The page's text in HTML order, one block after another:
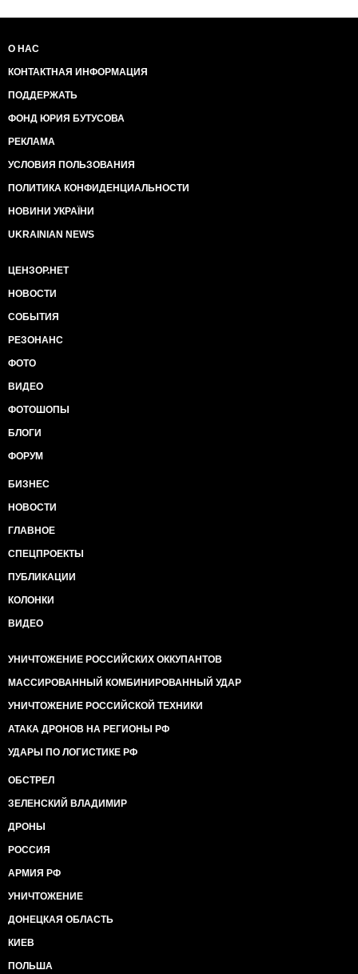
О НАС
КОНТАКТНАЯ ИНФОРМАЦИЯ
ПОДДЕРЖАТЬ
ФОНД ЮРИЯ БУТУСОВА
РЕКЛАМА
УСЛОВИЯ ПОЛЬЗОВАНИЯ
ПОЛИТИКА КОНФИДЕНЦИАЛЬНОСТИ
НОВИНИ УКРАЇНИ
UKRAINIAN NEWS
ЦЕНЗОР.НЕТ
НОВОСТИ
СОБЫТИЯ
РЕЗОНАНС
ФОТО
ВИДЕО
ФОТОШОПЫ
БЛОГИ
ФОРУМ
БИЗНЕС
НОВОСТИ
ГЛАВНОЕ
СПЕЦПРОЕКТЫ
ПУБЛИКАЦИИ
КОЛОНКИ
ВИДЕО
УНИЧТОЖЕНИЕ РОССИЙСКИХ ОККУПАНТОВ
МАССИРОВАННЫЙ КОМБИНИРОВАННЫЙ УДАР
УНИЧТОЖЕНИЕ РОССИЙСКОЙ ТЕХНИКИ
АТАКА ДРОНОВ НА РЕГИОНЫ РФ
УДАРЫ ПО ЛОГИСТИКЕ РФ
ОБСТРЕЛ
ЗЕЛЕНСКИЙ ВЛАДИМИР
ДРОНЫ
РОССИЯ
АРМИЯ РФ
УНИЧТОЖЕНИЕ
ДОНЕЦКАЯ ОБЛАСТЬ
КИЕВ
ПОЛЬША